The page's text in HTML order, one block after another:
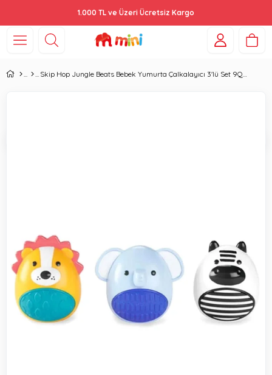
1.000 TL ve Üzeri Ücretsiz Kargo
Skip Hop Jungle Beats Bebek Yumurta Çalkalayıcı 3'lü Set 9Q330410